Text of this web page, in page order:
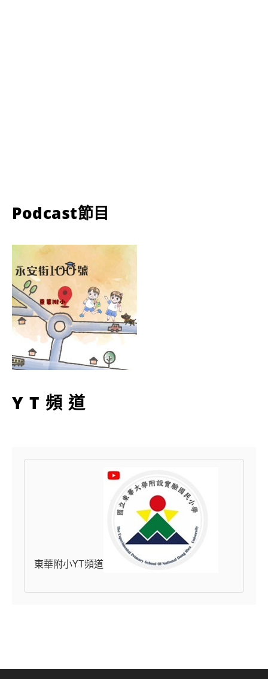
Podcast節目
YT頻道
東華附小YT頻道